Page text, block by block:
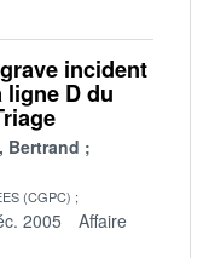
incident
ligne D du
Bertrand
(CGPC)
2005
Affaire